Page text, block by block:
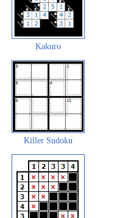
Kakuro
Killer Sudoku